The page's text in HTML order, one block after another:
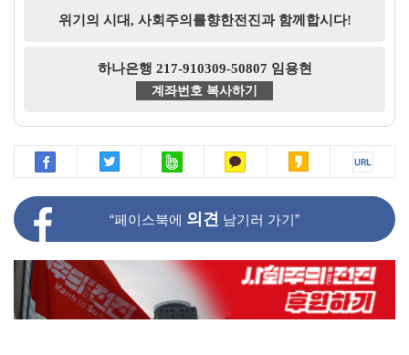
위기의 시대, 사회주의를향한전진과 함께합시다!
하나은행 217-910309-50807 임용현
계좌번호 복사하기
“페이스북에 의견 남기러 가기”